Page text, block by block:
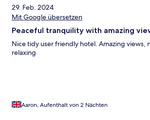
29. Feb. 2024
Mit Google übersetzen
Peaceful tranquility with amazing
Nice tidy user friendly hotel. Amazing views,
relaxing
Aaron, Aufenthalt von 2 Nächten